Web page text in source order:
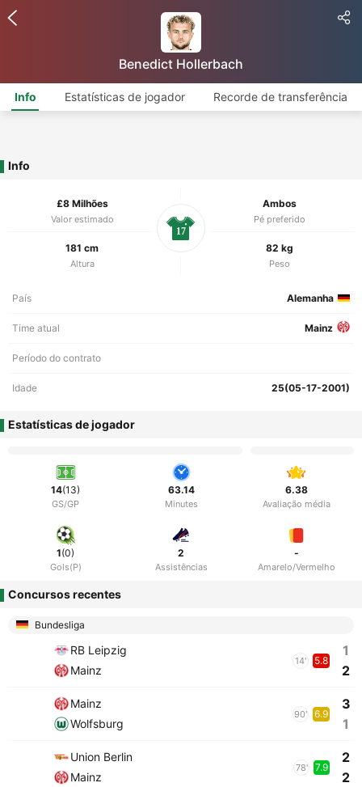
Benedict Hollerbach
Info Estatísticas de jogador Recorde de transferência
Info
£8 Milhões
Valor estimado
Ambos
Pé preferido
181 cm
Altura
82 kg
Peso
17
País Alemanha
Time atual Mainz
Período do contrato
Idade 25(05-17-2001)
Estatísticas de jogador
14(13)
GS/GP
63.14
Minutes
6.38
Avaliação média
1(0)
Gols(P)
2
Assistências
-
Amarelo/Vermelho
Concursos recentes
Bundesliga
RB Leipzig
Mainz
14' 5.8
1
2
Mainz
Wolfsburg
90' 6.9
3
1
Union Berlin
Mainz
78' 7.9
2
2